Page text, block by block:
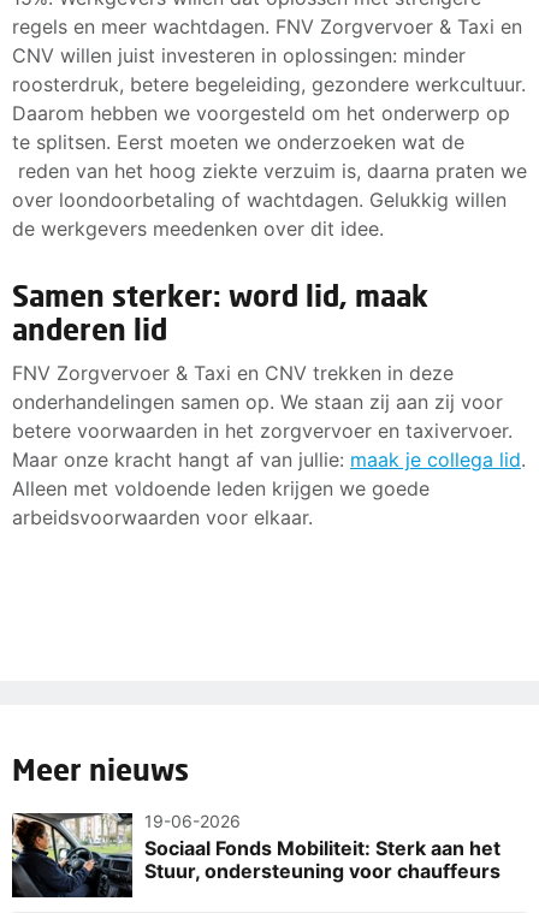
regels en meer wachtdagen. FNV Zorgvervoer & Taxi en
CNV willen juist investeren in oplossingen: minder
roosterdruk, betere begeleiding, gezondere werkcultuur.
Daarom hebben we voorgesteld om het onderwerp op
te splitsen. Eerst moeten we onderzoeken wat de
reden van het hoog ziekte verzuim is, daarna praten we
over loondoorbetaling of wachtdagen. Gelukkig willen
de werkgevers meedenken over dit idee.
Samen sterker: word lid, maak
anderen lid
FNV Zorgvervoer & Taxi en CNV trekken in deze
onderhandelingen samen op. We staan zij aan zij voor
betere voorwaarden in het zorgvervoer en taxivervoer.
Maar onze kracht hangt af van jullie: maak je collega lid.
Alleen met voldoende leden krijgen we goede
arbeidsvoorwaarden voor elkaar.
Meer nieuws
19-06-2026
Sociaal Fonds Mobiliteit: Sterk aan het
Stuur, ondersteuning voor chauffeurs